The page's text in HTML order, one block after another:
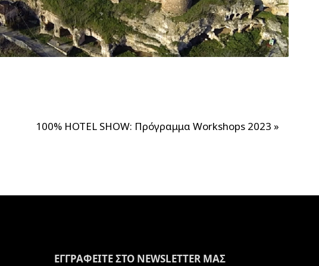
100% HOTEL SHOW: Πρόγραμμα Workshops 2023 »
ΕΓΓΡΑΦΕΙΤΕ ΣΤΟ NEWSLETTER ΜΑΣ